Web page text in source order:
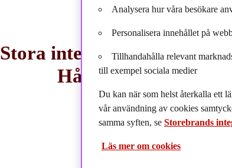
Stora intervjun med
Hållbarhetsanalytiker
2021-08-18
Analysera hur våra besökare
Personalisera innehållet på
Tillhandahålla relevant
till exempel sociala medier
Du kan när som helst återkalla ett
vår användning av cookies
samma syften, se Storebrands
Läs mer om cookies